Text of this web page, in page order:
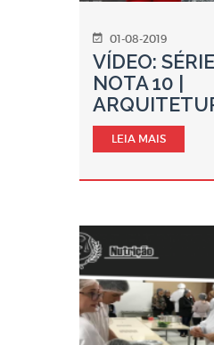
01-08-2019
VÍDEO:
NOTA 10 |
LEIA MAIS